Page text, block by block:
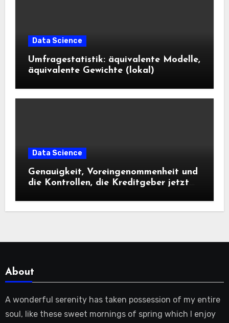
Data Science
Umfragestatistik: äquivalente Modelle,
äquivalente Gewichte (lokal)
Data Science
Genauigkeit, Voreingenommenheit und
die Kontrollen, die Kreditgeber jetzt
About
A wonderful serenity has taken possession of my entire
soul, like these sweet mornings of spring which I enjoy